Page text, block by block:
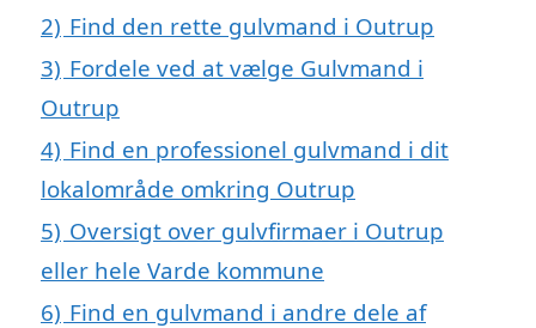
2) Find den rette gulvmand i Outrup
3) Fordele ved at vælge Gulvmand i
Outrup
4) Find en professionel gulvmand i dit
lokalområde omkring Outrup
5) Oversigt over gulvfirmaer i Outrup
eller hele Varde kommune
6) Find en gulvmand i andre dele af